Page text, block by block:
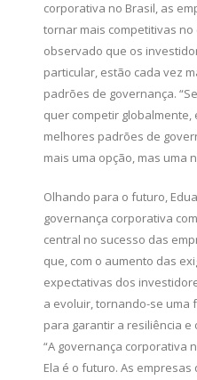
corporativa no Brasil, as
tornar mais competitivas
observado que os
particular, estão cada vez
padrões de governança.
quer competir
melhores padrões de
mais uma opção, mas uma
Olhando para o futuro,
governança corporativa
central no sucesso das
que, com o aumento das
expectativas dos
a evoluir, tornando-se
para garantir a resiliência e
“A governança corporativa
Ela é o futuro. As